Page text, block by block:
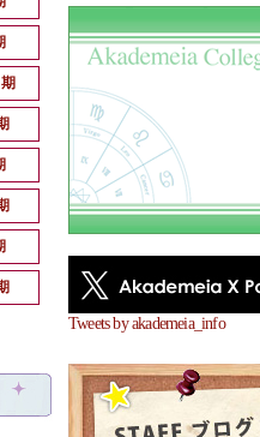
Tweets by akademeia_info